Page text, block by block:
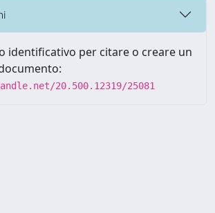
identificativo per citare o creare un
20.500.12319/25081